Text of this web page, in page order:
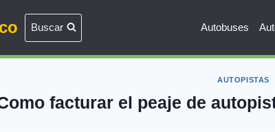
Buscar Autobuses
AUTOPISTAS
facturar el peaje de